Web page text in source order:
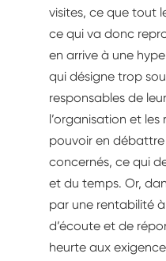
visites, ce que tout
ce qui va donc
en arrive à une
qui désigne trop
responsables de
l’organisation et
pouvoir en
concernés, ce qui
et du temps. Or,
par une rentabilité
d’écoute et de
heurte aux